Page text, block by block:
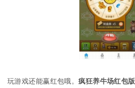
玩游戏还能赢红包哦。疯狂养牛场红包版